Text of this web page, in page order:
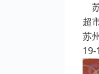
超
苏
19-